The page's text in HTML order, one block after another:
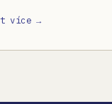
více →